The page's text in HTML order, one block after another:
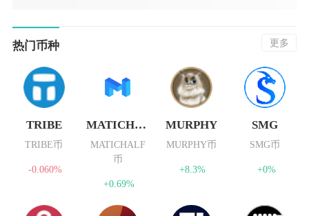
热门币种 更多
TRIBE
TRIBE币
-0.060%
MATICHALF
MATICHALF
币
+0.69%
MURPHY
MURPHY币
+8.3%
SMG
SMG币
+0%